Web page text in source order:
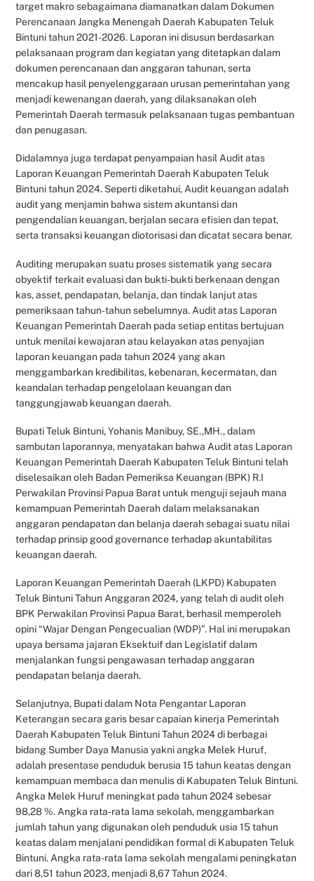
target makro sebagaimana diamanatkan dalam Dokumen
Perencanaan Jangka Menengah Daerah Kabupaten Teluk
Bintuni tahun 2021-2026. Laporan ini disusun berdasarkan
pelaksanaan program dan kegiatan yang ditetapkan dalam
dokumen perencanaan dan anggaran tahunan, serta
mencakup hasil penyelenggaraan urusan pemerintahan yang
menjadi kewenangan daerah, yang dilaksanakan oleh
Pemerintah Daerah termasuk pelaksanaan tugas pembantuan
dan penugasan.
Didalamnya juga terdapat penyampaian hasil Audit atas
Laporan Keuangan Pemerintah Daerah Kabupaten Teluk
Bintuni tahun 2024. Seperti diketahui, Audit keuangan adalah
audit yang menjamin bahwa sistem akuntansi dan
pengendalian keuangan, berjalan secara efisien dan tepat,
serta transaksi keuangan diotorisasi dan dicatat secara benar.
Auditing merupakan suatu proses sistematik yang secara
obyektif terkait evaluasi dan bukti-bukti berkenaan dengan
kas, asset, pendapatan, belanja, dan tindak lanjut atas
pemeriksaan tahun-tahun sebelumnya. Audit atas Laporan
Keuangan Pemerintah Daerah pada setiap entitas bertujuan
untuk menilai kewajaran atau kelayakan atas penyajian
laporan keuangan pada tahun 2024 yang akan
menggambarkan kredibilitas, kebenaran, kecermatan, dan
keandalan terhadap pengelolaan keuangan dan
tanggungjawab keuangan daerah.
Bupati Teluk Bintuni, Yohanis Manibuy, SE.,MH., dalam
sambutan laporannya, menyatakan bahwa Audit atas Laporan
Keuangan Pemerintah Daerah Kabupaten Teluk Bintuni telah
diselesaikan oleh Badan Pemeriksa Keuangan (BPK) R.I
Perwakilan Provinsi Papua Barat untuk menguji sejauh mana
kemampuan Pemerintah Daerah dalam melaksanakan
anggaran pendapatan dan belanja daerah sebagai suatu nilai
terhadap prinsip good governance terhadap akuntabilitas
keuangan daerah.
Laporan Keuangan Pemerintah Daerah (LKPD) Kabupaten
Teluk Bintuni Tahun Anggaran 2024, yang telah di audit oleh
BPK Perwakilan Provinsi Papua Barat, berhasil memperoleh
opini “Wajar Dengan Pengecualian (WDP)”. Hal ini merupakan
upaya bersama jajaran Eksektuif dan Legislatif dalam
menjalankan fungsi pengawasan terhadap anggaran
pendapatan belanja daerah.
Selanjutnya, Bupati dalam Nota Pengantar Laporan
Keterangan secara garis besar capaian kinerja Pemerintah
Daerah Kabupaten Teluk Bintuni Tahun 2024 di berbagai
bidang Sumber Daya Manusia yakni angka Melek Huruf,
adalah presentase penduduk berusia 15 tahun keatas dengan
kemampuan membaca dan menulis di Kabupaten Teluk Bintuni.
Angka Melek Huruf meningkat pada tahun 2024 sebesar
98,28 %. Angka rata-rata lama sekolah, menggambarkan
jumlah tahun yang digunakan oleh penduduk usia 15 tahun
keatas dalam menjalani pendidikan formal di Kabupaten Teluk
Bintuni. Angka rata-rata lama sekolah mengalami peningkatan
dari 8,51 tahun 2023, menjadi 8,67 Tahun 2024.